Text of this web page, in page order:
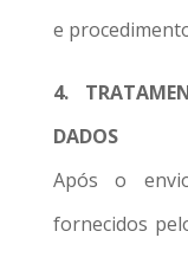
e
4.
DADOS
Após o
fornecidos